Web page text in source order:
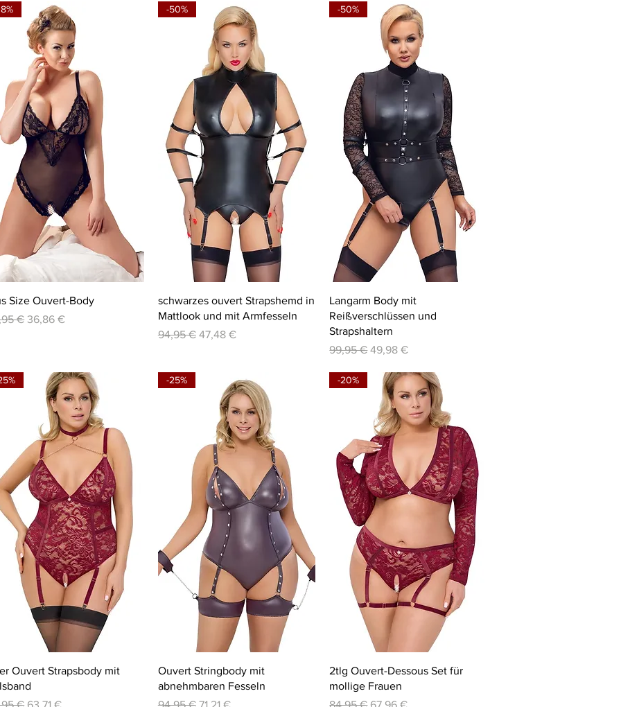
Schnellansicht
Size Ouvert-Body
€ Sale-Preis
36,86 €
Schnellansicht
-50%
schwarzes ouvert Strapshemd in
Mattlook und mit Armfesseln
Standardpreis
94,95 € Sale-Preis
47,48 €
Schnellansicht
-50%
Langarm Body mit
Reißverschlüssen und
Strapshaltern
Standardpreis
99,95 € Sale-Preis
49,98 €
Schnellansicht
Ouvert Strapsbody mit
Sale-Preis
Schnellansicht
-25%
Ouvert Stringbody mit
abnehmbaren Fesseln
Standardpreis
Sale-Preis
Schnellansicht
-20%
2tlg Ouvert-Dessous Set für
mollige Frauen
Standardpreis
Sale-Preis